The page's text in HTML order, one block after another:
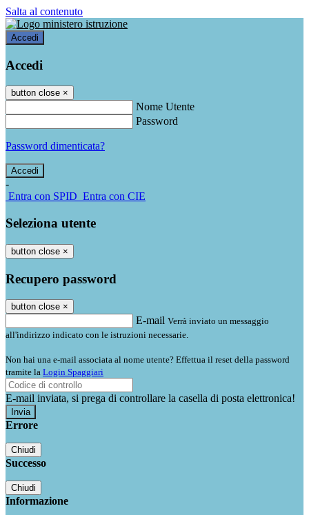
Salta al contenuto
Accedi
Accedi
button close ×
Nome Utente
Password
Password dimenticata?
-
Entra con SPID Entra con CIE
Seleziona utente
button close ×
Recupero password
button close ×
E-mail Verrà inviato un messaggio
all'indirizzo indicato con le istruzioni necessarie.
Non hai una e-mail associata al nome utente? Effettua il reset della password
tramite la Login Spaggiari
E-mail inviata, si prega di controllare la casella di posta elettronica!
Errore
Chiudi
Successo
Chiudi
Informazione